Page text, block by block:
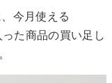
今月使える
た商品の買い足し